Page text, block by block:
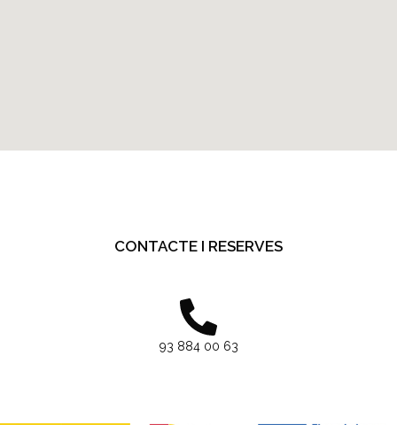
CONTACTE I RESERVES
93 884 00 63